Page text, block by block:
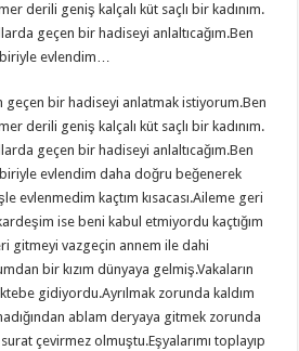
derili geniş kalçalı küt saçlı bir kadınım.
geçen bir hadiseyi anlaltıcağım.Ben
biriyle evlendim…
geçen bir hadiseyi anlatmak istiyorum.Ben
derili geniş kalçalı küt saçlı bir kadınım.
geçen bir hadiseyi anlaltıcağım.Ben
evlendim daha doğru beğenerek
evlenmedim kaçtım kısacası.Aileme geri
ise beni kabul etmiyordu kaçtığım
gitmeyi vazgeçin annem ile dahi
bir kızım dünyaya gelmiş.Vakaların
gidiyordu.Ayrılmak zorunda kaldım
ablam deryaya gitmek zorunda
çevirmez olmuştu.Eşyalarımı toplayıp